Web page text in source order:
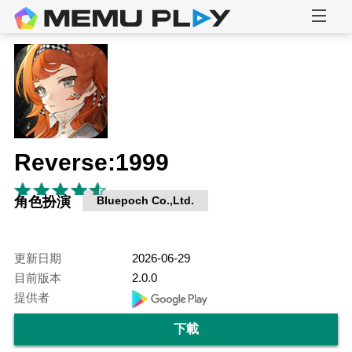
Reverse:1999
角色扮演 Bluepoch Co.,Ltd.
更新日期
2026-06-29
目前版本
2.0.0
提供者
下載